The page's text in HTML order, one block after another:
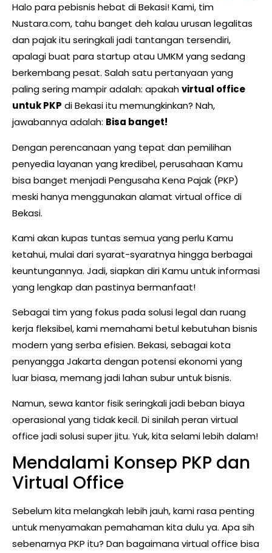
Halo para pebisnis hebat di Bekasi! Kami, tim
Nustara.com, tahu banget deh kalau urusan legalitas
dan pajak itu seringkali jadi tantangan tersendiri,
apalagi buat para startup atau UMKM yang sedang
berkembang pesat. Salah satu pertanyaan yang
paling sering mampir adalah: apakahvirtual office
untuk PKP di Bekasi itu memungkinkan? Nah,
jawabannya adalah: Bisa banget!
Dengan perencanaan yang tepat dan pemilihan
penyedia layanan yang kredibel, perusahaan Kamu
bisa banget menjadi Pengusaha Kena Pajak (PKP)
meski hanya menggunakan alamat virtual office di
Bekasi.
Kami akan kupas tuntas semua yang perlu Kamu
ketahui, mulai dari syarat-syaratnya hingga berbagai
keuntungannya. Jadi, siapkan diri Kamu untuk informasi
yang lengkap dan pastinya bermanfaat!
Sebagai tim yang fokus pada solusi legal dan ruang
kerja fleksibel, kami memahami betul kebutuhan bisnis
modern yang serba efisien. Bekasi, sebagai kota
penyangga Jakarta dengan potensi ekonomi yang
luar biasa, memang jadi lahan subur untuk bisnis.
Namun, sewa kantor fisik seringkali jadi beban biaya
operasional yang tidak kecil. Di sinilah peran virtual
office jadi solusi super jitu. Yuk, kita selami lebih dalam!
Mendalami Konsep PKP dan
Virtual Office
Sebelum kita melangkah lebih jauh, kami rasa penting
untuk menyamakan pemahaman kita dulu ya. Apa sih
sebenarnya PKP itu? Dan bagaimana virtual office bisa